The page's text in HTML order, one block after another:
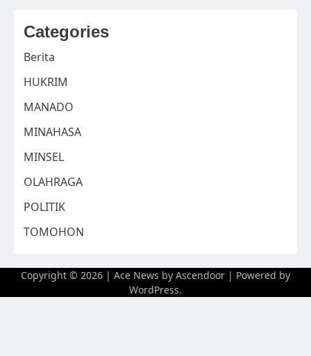
Categories
Berita
HUKRIM
MANADO
MINAHASA
MINSEL
OLAHRAGA
POLITIK
TOMOHON
Copyright © 2026 | Ace News by Ascendoor | Powered by
WordPress.